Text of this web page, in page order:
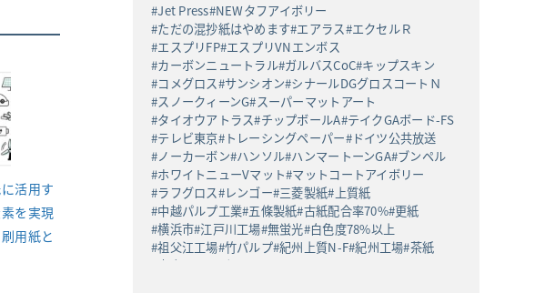
活用す
を実現
用紙と
Jet Press NEWタフアイボリー
ただの混抄紙はやめます エアラス エクセルＲ
エスプリFP エスプリVNエンボス
カーボンニュートラル ガルバスCoC キップスキン
コメグロス サンシオン シナールDGグロスコートＮ
スノークィーンG スーパーマットアート
タイオウアトラス チップボールA テイクGAボード-FS
テレビ東京 トレーシングペーパー ドイツ公共放送
ノーカーボン ハンソル ハンマートーンGA ブンペル
ホワイトニューVマット マットコートアイボリー
ラフグロス レンゴー 三菱製紙
上質紙
中越パルプ工業 五條製紙 古紙配合率70% 更紙
横浜市 江戸川工場 無蛍光 白色度78%以上
祖父江工場 竹パルプ 紀州上質N-F 紀州工場 茶紙
高白ラフバガス